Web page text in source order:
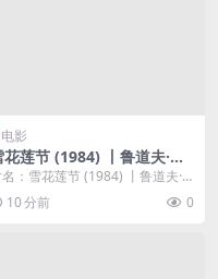
电影
花莲节 (1984) 丨鲁道夫·霍
斯基 / 亚罗米尔·汉兹利克主
丨喜剧丨豆瓣8.1分丨又名:
花的盛典
名：雪花莲节 (1984) 丨鲁道夫·
辛斯基 / 亚罗米尔·汉兹利克主演
...
10 分前 0